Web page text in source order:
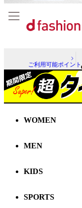
ご利用可能ポイント
WOMEN
MEN
KIDS
SPORTS